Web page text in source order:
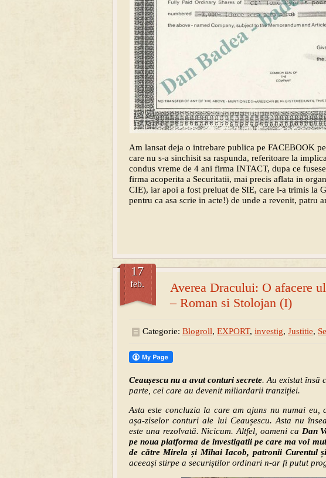
Am lansat deja o intrebare publica pe FACEBOOK
care nu s-a sinchisit sa raspunda, referitoare la
condus vreme de 4 ani firma INTACT, dupa ce
firma acoperita a Securitatii, mai precis aflata in
CIE), iar apoi a fost preluat de SIE, care l-a trimis la
pentru ca asa scrie in acte!) de unde a revenit, patru
Averea Dracului: O afacere
– Roman si Stolojan (I)
17
feb.
Categorie: Blogroll, EXPORT, investig, Justitie,
Ceaușescu nu a avut conturi secrete. Au existat însă
parte, cei care au devenit miliardarii tranziției.
Asta este concluzia la care am ajuns nu numai
așa-ziselor conturi ale lui Ceaușescu. Asta nu
este una rezolvată. Nicicum. Altfel, oameni ca Dan
pe noua platforma de investigatii pe care ma voi
de către Mirela și Mihai Iacob, patronii Curentul
aceeași stirpe a securiștilor ordinari n-ar fi putut